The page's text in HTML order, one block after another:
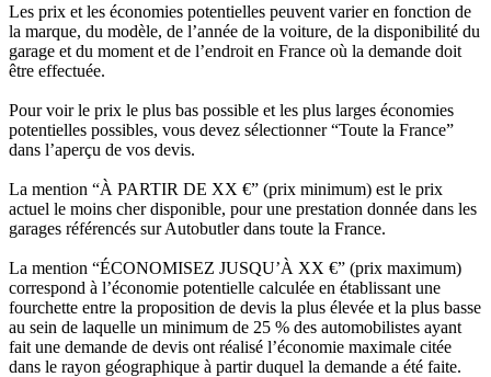
Les prix et les économies potentielles peuvent varier en fonction de
la marque, du modèle, de l’année de la voiture, de la disponibilité du
garage et du moment et de l’endroit en France où la demande doit
être effectuée.
Pour voir le prix le plus bas possible et les plus larges économies
potentielles possibles, vous devez sélectionner “Toute la France”
dans l’aperçu de vos devis.
La mention “À PARTIR DE XX €” (prix minimum) est le prix
actuel le moins cher disponible, pour une prestation donnée dans les
garages référencés sur Autobutler dans toute la France.
La mention “ÉCONOMISEZ JUSQU’À XX €” (prix maximum)
correspond à l’économie potentielle calculée en établissant une
fourchette entre la proposition de devis la plus élevée et la plus basse
au sein de laquelle un minimum de 25 % des automobilistes ayant
fait une demande de devis ont réalisé l’économie maximale citée
dans le rayon géographique à partir duquel la demande a été faite.